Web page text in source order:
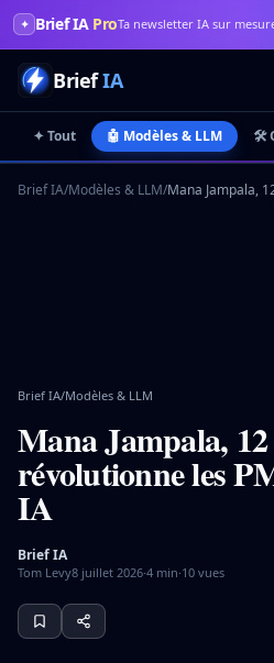
✦ Brief IA Pro
BriefIA
✦ Tout 🤖 Modèles & LLM 🛠️
Brief IA/Modèles & LLM/
Brief IA/Modèles & LLM
Mana Jampala,
révolutionne les
IA
Brief IA
Tom Levy8 juillet 2026·4 min·10 vues